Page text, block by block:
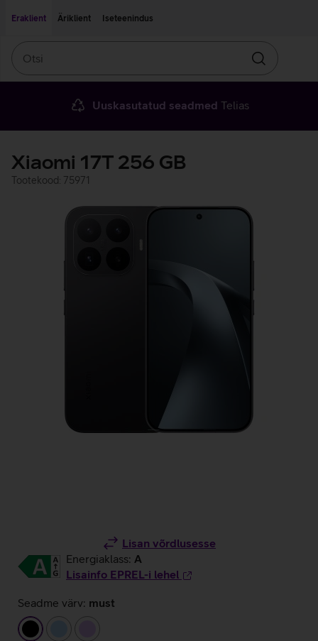
Eraklient
Äriklient Iseteenindus
Otsin
Uuskasutatud seadmed Telias
Xiaomi 17T 256 GB
Tootekood: 75971
Lisan võrdlusesse
Energiaklass: A
Lisainfo EPREL-i lehel
Seadme värv: must
must